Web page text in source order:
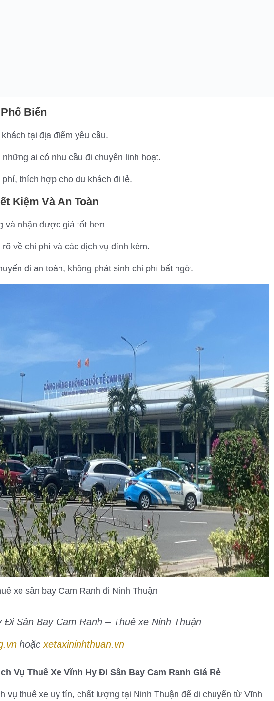
Biến
tại địa điểm yêu cầu.
ai có nhu cầu đi chuyển linh hoạt.
thích hợp cho du khách đi lẻ.
Kiệm Và An Toàn
và nhận được giá tốt hơn.
về chi phí và các dịch vụ đính kèm.
đi an toàn, không phát sinh chi phí bất ngờ.
xe sân bay Cam Ranh đi Ninh Thuận
Đi Sân Bay Cam Ranh – Thuê xe Ninh Thuận
hoặc xetaxininhthuan.vn
Vụ Thuê Xe Vĩnh Hy Đi Sân Bay Cam Ranh Giá Rẻ
vụ thuê xe uy tín, chất lượng tại Ninh Thuận để di chuyển từ Vĩnh